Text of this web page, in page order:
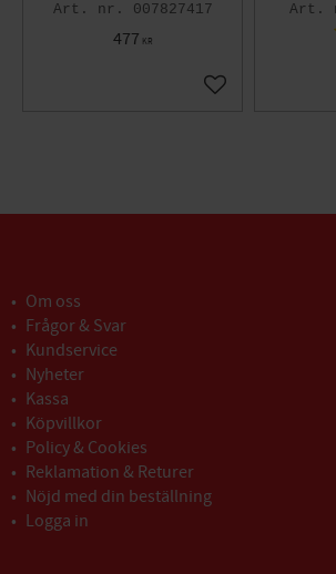
007827417
477 KR
Lägg till i favoriter
Om oss
Frågor & Svar
Kundservice
Nyheter
Kassa
Köpvillkor
Policy & Cookies
Reklamation & Returer
Nöjd med din beställning
Logga in